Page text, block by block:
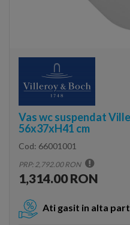
Vas wc suspendat
56x37xH41 cm
Cod: 66001001
PRP: 2,792.00 RON
1,314.00 RON
Ati gasit in alta